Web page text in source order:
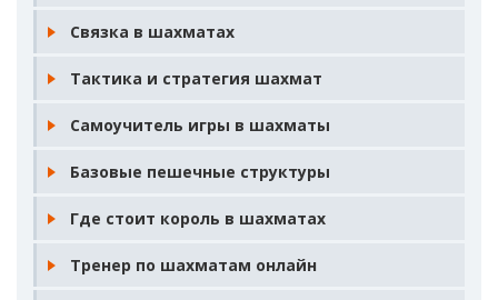
Связка в шахматах
Тактика и стратегия шахмат
Самоучитель игры в шахматы
Базовые пешечные структуры
Где стоит король в шахматах
Тренер по шахматам онлайн